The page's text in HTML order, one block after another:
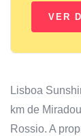
Lisboa
km de
Rossio. A